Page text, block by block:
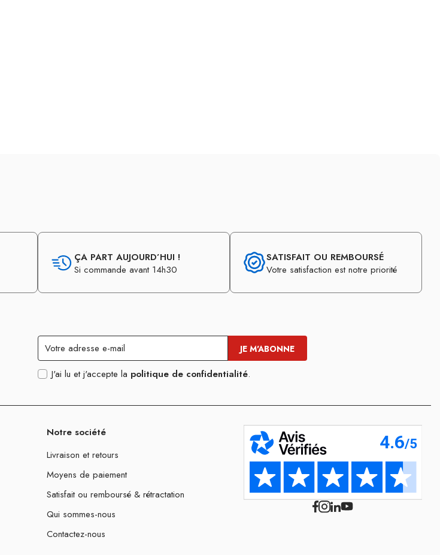
ÇA PART AUJOURD’HUI !
Si commande avant 14h30
SATISFAIT OU REMBOURSÉ
Votre satisfaction est notre priorité
J'ai lu et j'accepte la politique de confidentialité.
Notre société
Livraison et retours
Moyens de paiement
Satisfait ou remboursé & rétractation
Qui sommes-nous
Contactez-nous